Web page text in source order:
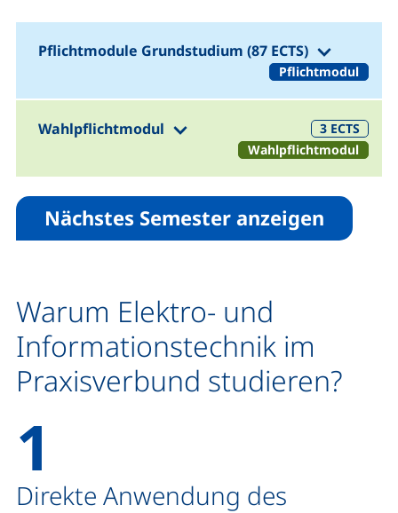
Pflichtmodule Grundstudium (87 ECTS) (1. 2. 4.
Pflichtmodul
Wahlpflichtmodul (1. 2. 4. Semester) 3 ECTS
Wahlpflichtmodul
Nächstes Semester anzeigen
Warum Elektro- und
Informationstechnik im
Praxisverbund studieren?
1
Direkte Anwendung des